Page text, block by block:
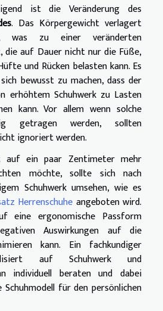
ist die Veränderung des
. Das Körpergewicht verlagert
was zu einer veränderten
die auf Dauer nicht nur die Füße,
und Rücken belasten kann. Es
bewusst zu machen, dass der
erhöhtem Schuhwerk zu Lasten
kann. Vor allem wenn solche
getragen werden, sollten
ignoriert werden.
auf ein paar Zentimeter mehr
möchte, sollte sich nach
Schuhwerk umsehen, wie es
Herrenschuhe angeboten wird.
eine ergonomische Passform
Auswirkungen auf die
kann. Ein fachkundiger
auf Schuhwerk und
individuell beraten und dabei
Schuhmodell für den persönlichen